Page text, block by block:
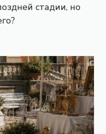
стадии, но